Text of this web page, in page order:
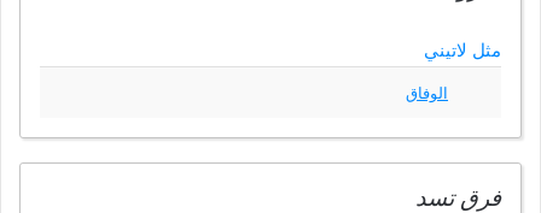
مثل لاتيني
الوفاق
فرق تسد